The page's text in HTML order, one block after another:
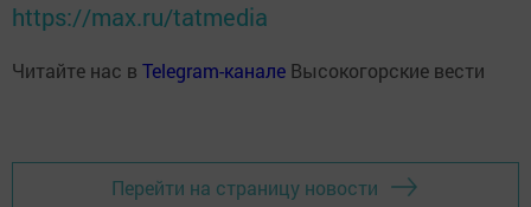
https://max.ru/tatmedia
Читайте нас в Telegram-канале Высокогорские вести
Перейти на страницу новости